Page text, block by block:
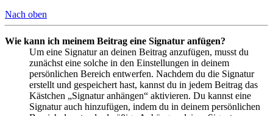
Nach oben
Wie kann ich meinem Beitrag eine Signatur anfügen?
Um eine Signatur an deinen Beitrag anzufügen, musst du
zunächst eine solche in den Einstellungen in deinem
persönlichen Bereich entwerfen. Nachdem du die Signatur
erstellt und gespeichert hast, kannst du in jedem Beitrag das
Kästchen „Signatur anhängen“ aktivieren. Du kannst eine
Signatur auch hinzufügen, indem du in deinem persönlichen